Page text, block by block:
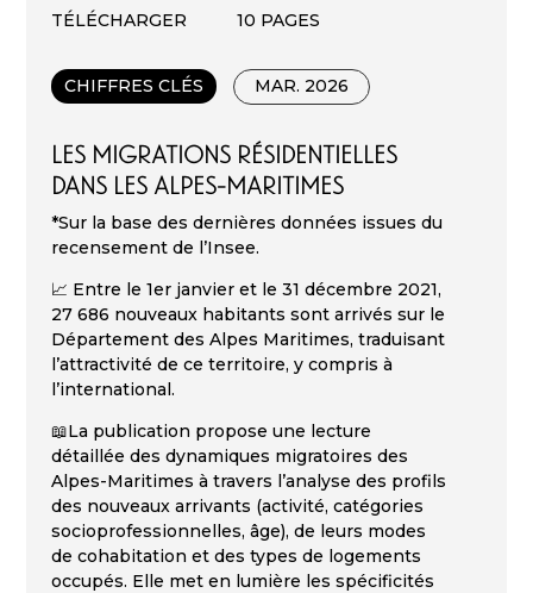
TÉLÉCHARGER 10 PAGES
CHIFFRES CLÉS MAR. 2026
LES MIGRATIONS RÉSIDENTIELLES
DANS LES ALPES-MARITIMES
*Sur la base des dernières données issues du
recensement de l’Insee.
📈 Entre le 1er janvier et le 31 décembre 2021,
27 686 nouveaux habitants sont arrivés sur le
Département des Alpes Maritimes, traduisant
l’attractivité de ce territoire, y compris à
l’international.
📖La publication propose une lecture
détaillée des dynamiques migratoires des
Alpes-Maritimes à travers l’analyse des profils
des nouveaux arrivants (activité, catégories
socioprofessionnelles, âge), de leurs modes
de cohabitation et des types de logements
occupés. Elle met en lumière les spécificités